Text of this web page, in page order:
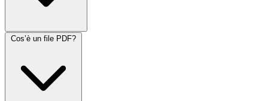
Cos’è un file PDF?